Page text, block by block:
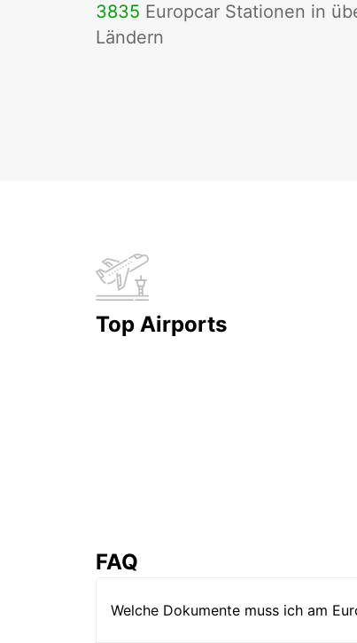
3835 Europcar Stationen in
Ländern
Top Airports
FAQ
Welche Dokumente muss ich am